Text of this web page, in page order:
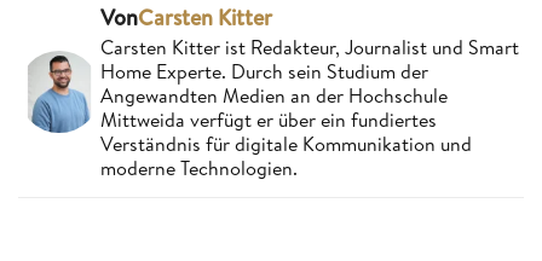
VonCarsten Kitter
Carsten Kitter ist Redakteur, Journalist und Smart
Home Experte. Durch sein Studium der
Angewandten Medien an der Hochschule
Mittweida verfügt er über ein fundiertes
Verständnis für digitale Kommunikation und
moderne Technologien.